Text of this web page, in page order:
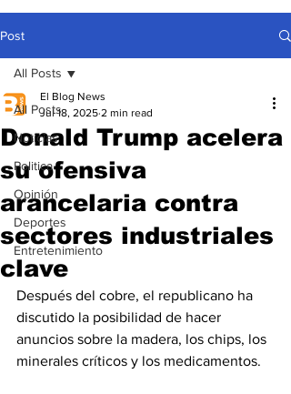
Post
All Posts
Noticias
Politica
Opinión
Deportes
Entretenimiento
All Posts
Donald Trump acelera
su ofensiva
arancelaria contra
sectores industriales
clave
El Blog News
Jul 18, 2025 2 min read
Después del cobre, el republicano ha
discutido la posibilidad de hacer
anuncios sobre la madera, los chips, los
minerales críticos y los medicamentos.